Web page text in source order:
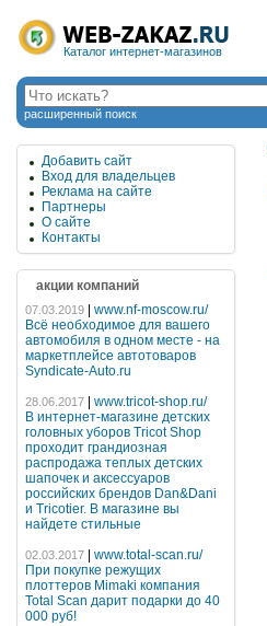
Каталог интернет-магазинов
расширенный поиск
Добавить сайт
Вход для владельцев
Реклама на сайте
Партнеры
О сайте
Контакты
акции компаний
07.03.2019
www.nf-moscow.ru/
Всё необходимое для вашего
автомобиля в одном месте - на
маркетплейсе автотоваров
Syndicate-Auto.ru
28.06.2017
www.tricot-shop.ru/
В интернет-магазине детских
головных уборов Tricot Shop
проходит грандиозная
распродажа теплых детских
шапочек и аксессуаров
российских брендов Dan&Dani
и Tricotier. В магазине вы
найдете стильные
02.03.2017
www.total-scan.ru/
При покупке режущих
плоттеров Mimaki компания
Total Scan дарит подарки до 40
000 руб!